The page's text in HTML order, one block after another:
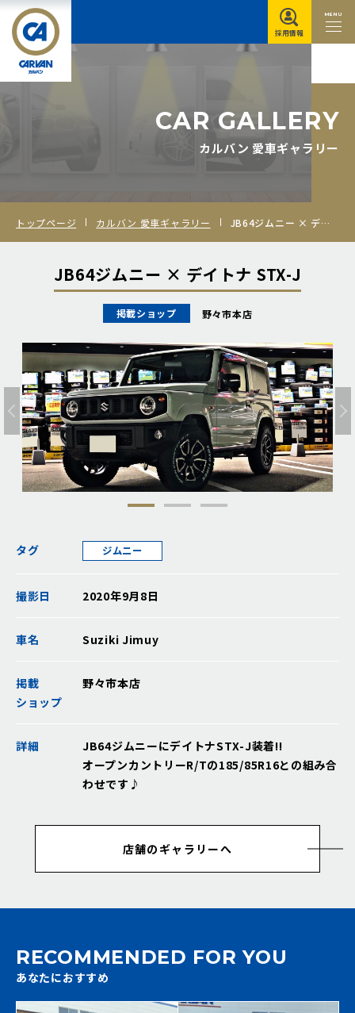
MENU
採用情報
CAR GALLERY
カルバン 愛車ギャラリー
トップページ カルバン 愛車ギャラリー JB64ジムニー × デイトナ STX-J
JB64ジムニー × デイトナ STX-J
掲載ショップ 野々市本店
タグ ジムニー
撮影日 2020年9月8日
車名 Suziki Jimuy
掲載
ショップ
野々市本店
詳細
JB64ジムニーにデイトナSTX-J装着!!
オープンカントリーR/Tの185/85R16との組み合
わせです♪
店舗のギャラリーへ
RECOMMENDED FOR YOU
あなたにおすすめ